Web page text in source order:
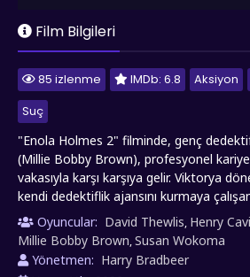
Film Bilgileri
85 izlenme IMDb: 6.8 Aksiyon
Suç
"Enola Holmes 2" filminde, genç
(Millie Bobby Brown), profesyonel
vakasıyla karşı karşıya gelir. Viktorya
kendi dedektiflik ajansını kurmaya
genç bir kızın esrarengiz kayboluşunu
Sosyal sınıf çatışmaları ve dönemin
merkeze alan bu Netflix yapımında,
şekilde ağabeyi Sherlock Holmes'un
Oyuncular: David Thewlis, Henry
Millie Bobby Brown,Susan Wokoma
Yönetmen: Harry Bradbeer